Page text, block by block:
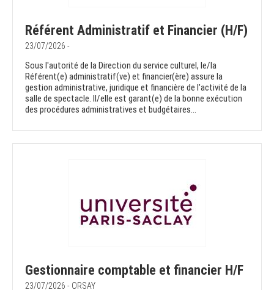
Référent Administratif et Financier (H/F)
23/07/2026 -
Sous l'autorité de la Direction du service culturel, le/la
Référent(e) administratif(ve) et financier(ère) assure la
gestion administrative, juridique et financière de l'activité de la
salle de spectacle. Il/elle est garant(e) de la bonne exécution
des procédures administratives et budgétaires...
Gestionnaire comptable et financier H/F
23/07/2026 - ORSAY